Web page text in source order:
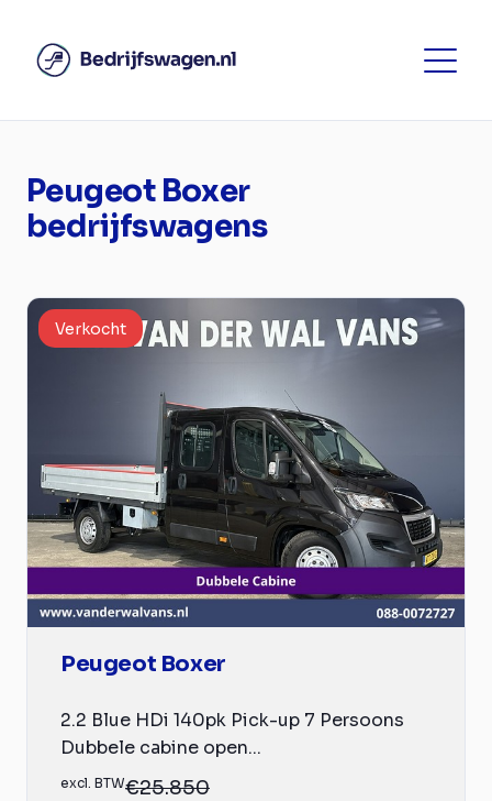
Peugeot Boxer
bedrijfswagens
Verkocht
Peugeot Boxer
2.2 Blue HDi 140pk Pick-up 7 Persoons
Dubbele cabine open...
excl. BTW€25.850